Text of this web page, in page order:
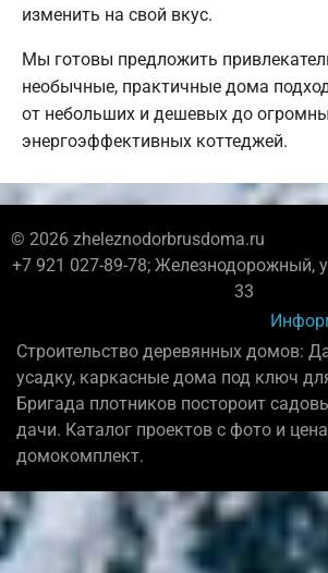
изменить на свой вкус.
Мы готовы предложить
необычные, практичные дома
от небольших и дешевых до
энергоэффективных коттеджей.
© 2026 zheleznodorbrusdoma.ru
+7 921 027-89-78; Железнодорожный,
33
Строительство деревянных домов:
усадку, каркасные дома под ключ
Бригада плотников постороит
дачи. Каталог проектов с фото и
домокомплект.